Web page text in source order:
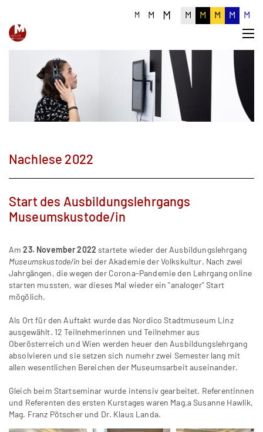
M M M M M M M M
Nachlese 2022
Start des Ausbildungslehrgangs
Museumskustode/in
Am23. November 2022 startete wieder der Ausbildungslehrgang
Museumskustode/in bei der Akademie der Volkskultur. Nach zwei
Jahrgängen, die wegen der Corona-Pandemie den Lehrgang online
starten mussten, war dieses Mal wieder ein "analoger" Start
mögölich.
Als Ort für den Auftakt wurde das Nordico Stadtmuseum Linz
ausgewählt. 12 Teilnehmerinnen und Teilnehmer aus
Oberösterreich und Wien werden heuer den Ausbildungslehrgang
absolvieren und sie setzen sich numehr zwei Semester lang mit
allen wesentlichen Bereichen der Museumsarbeit auseinander.
Gleich beim Startseminar wurde intensiv gearbeitet. Referentinnen
und Referenten des ersten Kurstages waren Mag.a Susanne Hawlik,
Mag. Franz Pötscher und Dr. Klaus Landa.